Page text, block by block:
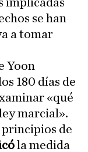
se han
a tomar
Yoon
180 días de
«qué
marcial».
principios de
la medida